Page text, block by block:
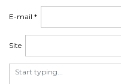
iE-mail *
Site